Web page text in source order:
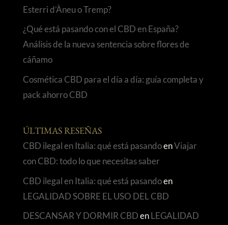
Esterri d’Àneu o Tremp?
¿Qué está pasando con el CBD en España?
Análisis de la nueva sentencia sobre flores de
cáñamo
Cosmética CBD para el día a día: guía completa y
pack ahorro CBD
ÚLTIMAS RESEÑAS
CBD ilegal en Italia: qué está pasandoenViajar
con CBD: todo lo que necesitas saber
CBD ilegal en Italia: qué está pasandoen
LEGALIDAD SOBRE EL USO DEL CBD
DESCANSAR Y DORMIR CBDenLEGALIDAD